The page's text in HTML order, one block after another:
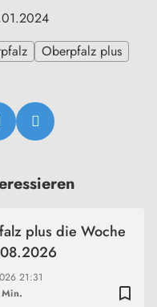
Oberpfalz plus
bookmark_border
21:31
plus die Woche